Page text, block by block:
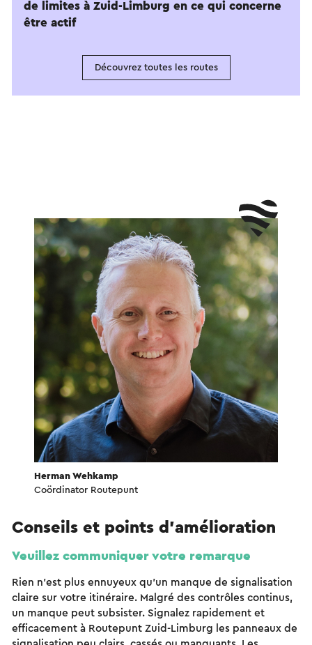
de limites à Zuid-Limburg en ce qui concerne
être actif
Découvrez toutes les routes
Herman Wehkamp
Coördinator Routepunt
Conseils et points d'amélioration
Veuillez communiquer votre remarque
Rien n'est plus ennuyeux qu'un manque de signalisation
claire sur votre itinéraire. Malgré des contrôles continus,
un manque peut subsister. Signalez rapidement et
efficacement à Routepunt Zuid-Limburg les panneaux de